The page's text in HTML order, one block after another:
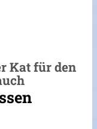
Kat für den